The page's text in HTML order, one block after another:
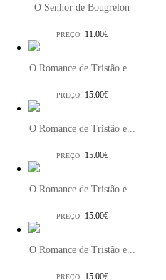
O Senhor de Bougrelon
PREÇO: 11.00€
O Romance de Tristão e...
PREÇO: 15.00€
O Romance de Tristão e...
PREÇO: 15.00€
O Romance de Tristão e...
PREÇO: 15.00€
O Romance de Tristão e...
PREÇO: 15.00€